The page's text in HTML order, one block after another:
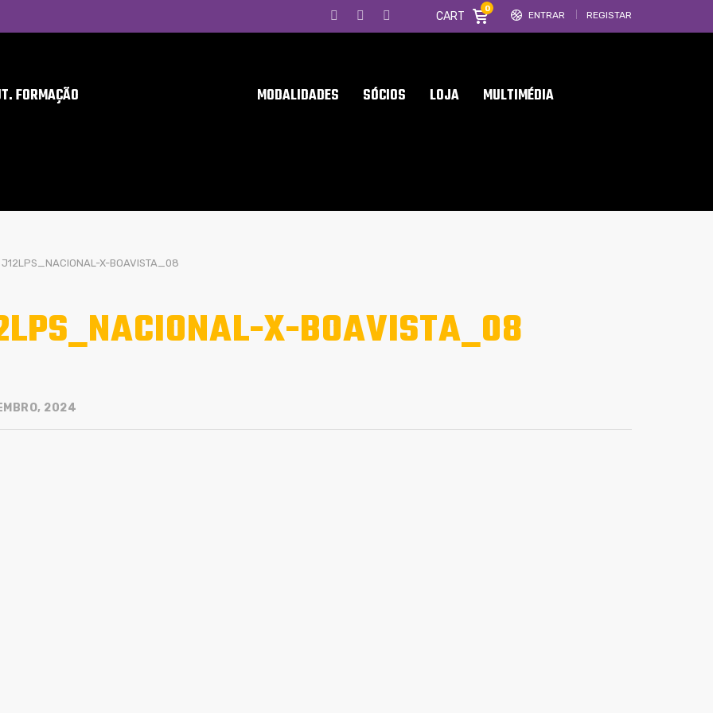
ENTRAR REGISTAR
CART
0
FORMAÇÃO MODALIDADES SÓCIOS LOJA MULTIMÉDIA
J12LPS_NACIONAL-X-BOAVISTA_08
X-BOAVISTA_08
2024